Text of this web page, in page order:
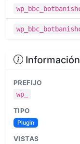
PREFIJO
wp_
TIPO
Plugin
VISTAS